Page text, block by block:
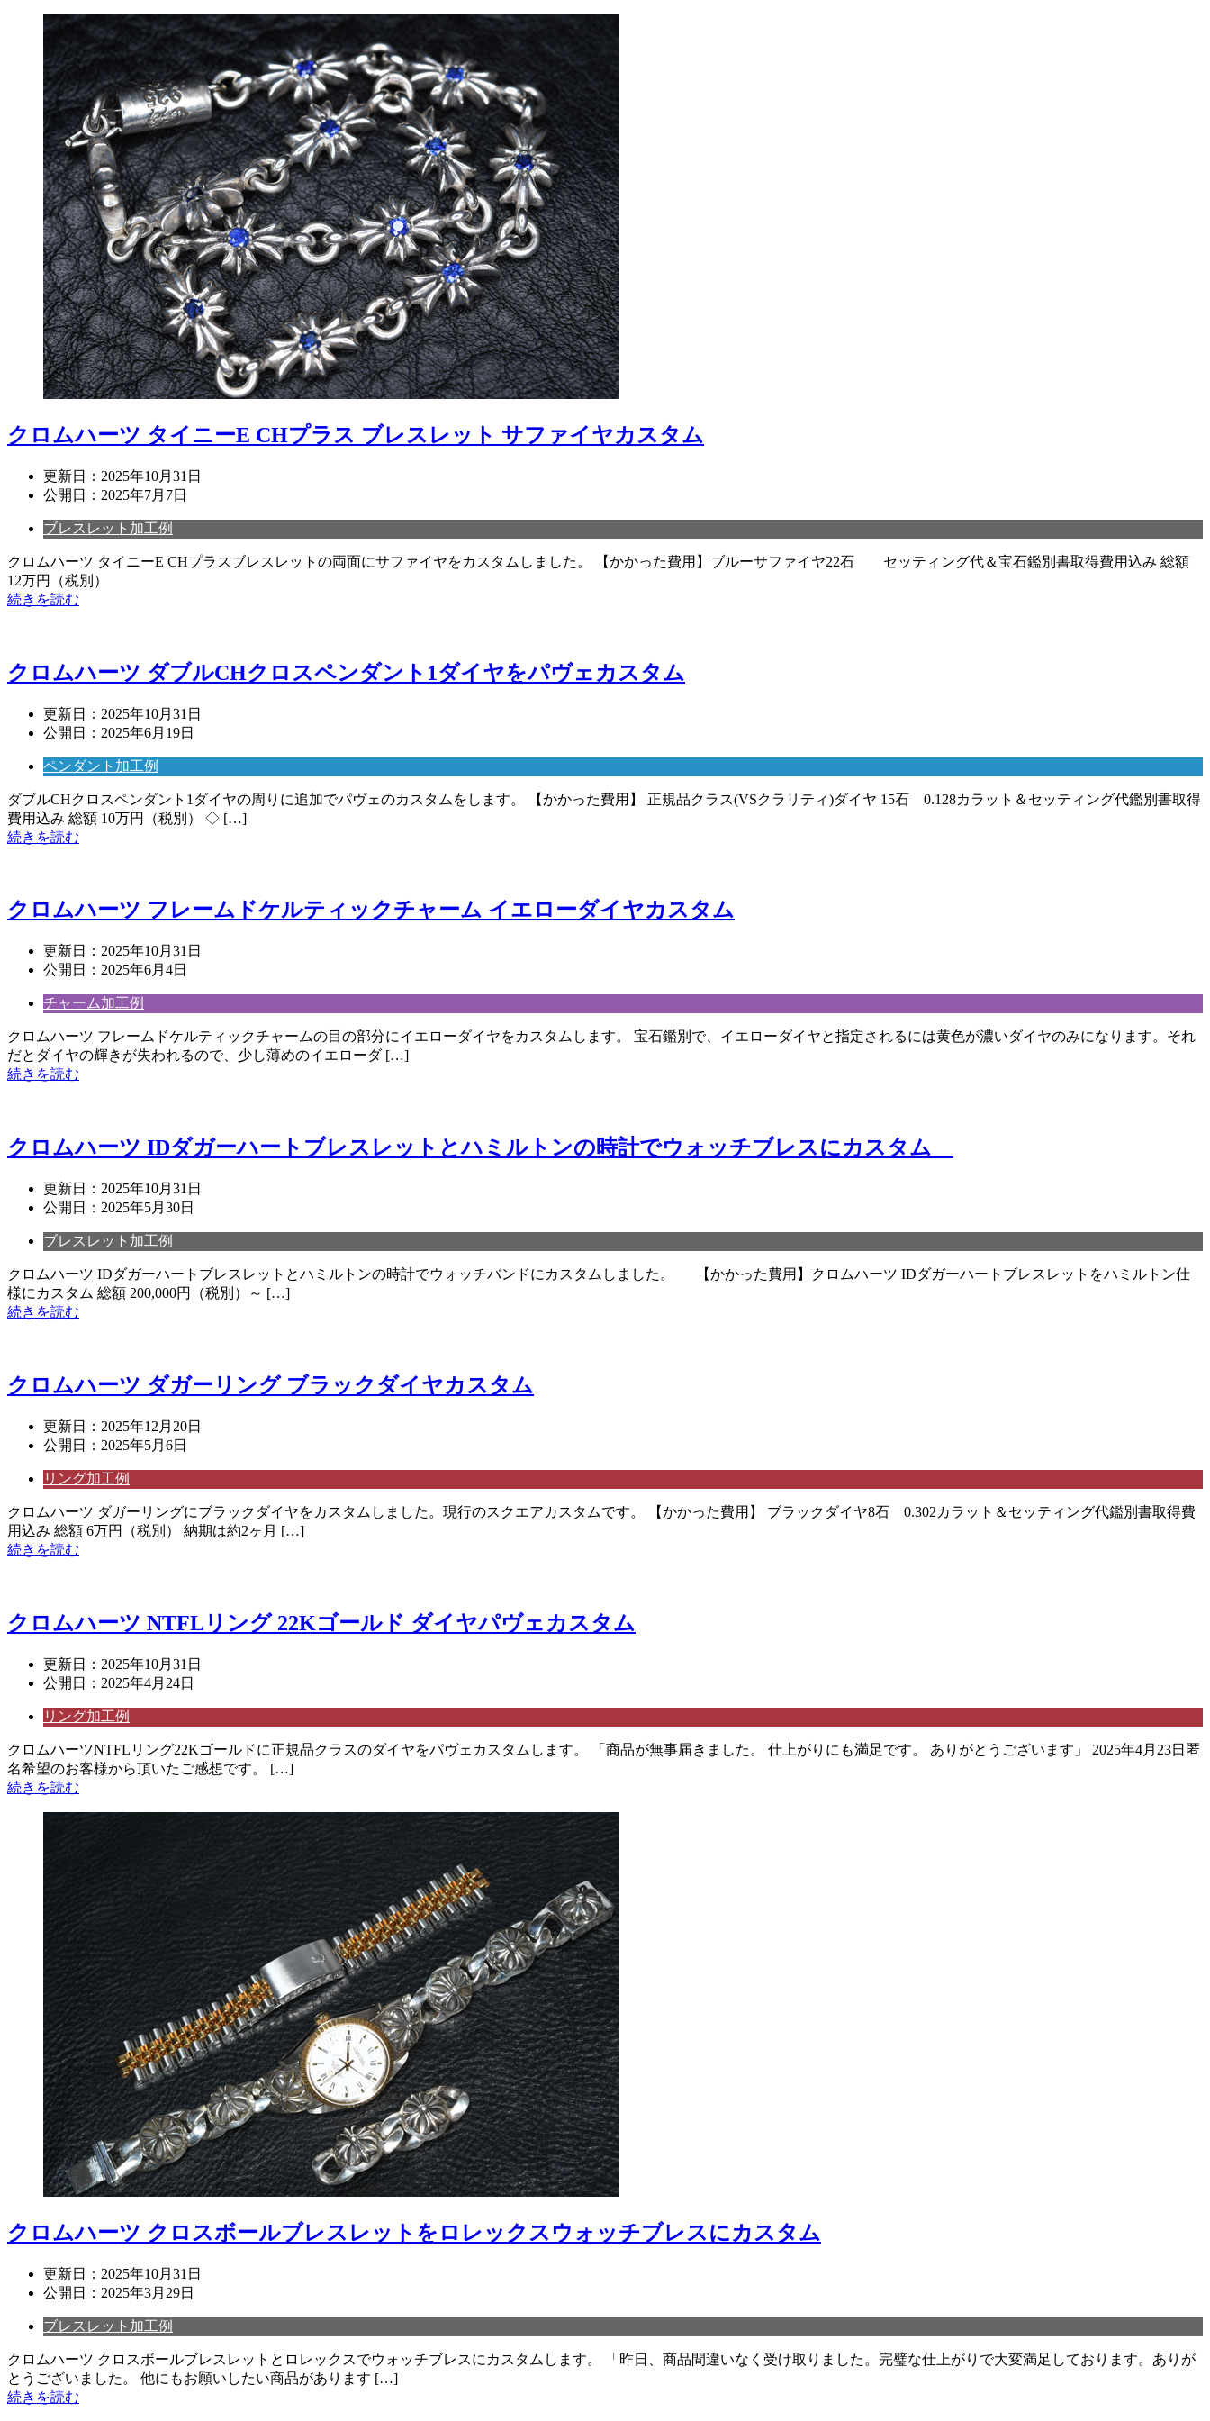
クロムハーツ タイニーE CHプラス ブレスレット サファイヤカスタム
更新日： 2025年10月31日
公開日： 2025年7月7日
ブレスレット加工例
クロムハーツ タイニーE CHプラスブレスレットの両面にサファイヤをカスタムしました。 【かかった費用】ブルーサファイヤ22石 セッティング代＆宝石鑑別書取得費用込み 総額
12万円（税別）
続きを読む
クロムハーツ ダブルCHクロスペンダント1ダイヤをパヴェカスタム
更新日： 2025年10月31日
公開日： 2025年6月19日
ペンダント加工例
ダブルCHクロスペンダント1ダイヤの周りに追加でパヴェのカスタムをします。 【かかった費用】 正規品クラス(VSクラリティ)ダイヤ 15石 0.128カラット＆セッティング代鑑別書取得
費用込み 総額 10万円（税別） ◇ […]
続きを読む
クロムハーツ フレームドケルティックチャーム イエローダイヤカスタム
更新日： 2025年10月31日
公開日： 2025年6月4日
チャーム加工例
クロムハーツ フレームドケルティックチャームの目の部分にイエローダイヤをカスタムします。 宝石鑑別で、イエローダイヤと指定されるには黄色が濃いダイヤのみになります。それ
だとダイヤの輝きが失われるので、少し薄めのイエローダ […]
続きを読む
クロムハーツ IDダガーハートブレスレットとハミルトンの時計でウォッチブレスにカスタム
更新日： 2025年10月31日
公開日： 2025年5月30日
ブレスレット加工例
クロムハーツ IDダガーハートブレスレットとハミルトンの時計でウォッチバンドにカスタムしました。 【かかった費用】クロムハーツ IDダガーハートブレスレットをハミルトン仕
様にカスタム 総額 200,000円（税別）～ […]
続きを読む
クロムハーツ ダガーリング ブラックダイヤカスタム
更新日： 2025年12月20日
公開日： 2025年5月6日
リング加工例
クロムハーツ ダガーリングにブラックダイヤをカスタムしました。現行のスクエアカスタムです。 【かかった費用】 ブラックダイヤ8石 0.302カラット＆セッティング代鑑別書取得費
用込み 総額 6万円（税別） 納期は約2ヶ月 […]
続きを読む
クロムハーツ NTFLリング 22Kゴールド ダイヤパヴェカスタム
更新日： 2025年10月31日
公開日： 2025年4月24日
リング加工例
クロムハーツNTFLリング22Kゴールドに正規品クラスのダイヤをパヴェカスタムします。 「商品が無事届きました。 仕上がりにも満足です。 ありがとうございます」 2025年4月23日匿
名希望のお客様から頂いたご感想です。 […]
続きを読む
クロムハーツ クロスボールブレスレットをロレックスウォッチブレスにカスタム
更新日： 2025年10月31日
公開日： 2025年3月29日
ブレスレット加工例
クロムハーツ クロスボールブレスレットとロレックスでウォッチブレスにカスタムします。 「昨日、商品間違いなく受け取りました。完璧な仕上がりで大変満足しております。ありが
とうございました。 他にもお願いしたい商品があります […]
続きを読む